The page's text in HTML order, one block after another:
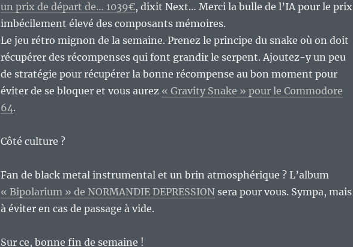
un prix de départ de… 1039€, dixit Next… Merci la bulle de l’IA pour le prix
imbécilement élevé des composants mémoires.
Le jeu rétro mignon de la semaine. Prenez le principe du snake où on doit
récupérer des récompenses qui font grandir le serpent. Ajoutez-y un peu
de stratégie pour récupérer la bonne récompense au bon moment pour
éviter de se bloquer et vous aurez « Gravity Snake » pour le Commodore
64.
Côté culture ?
Fan de black metal instrumental et un brin atmosphérique ? L’album
« Bipolarium » de NORMANDIE DEPRESSIONsera pour vous. Sympa, mais
à éviter en cas de passage à vide.
Sur ce, bonne fin de semaine !